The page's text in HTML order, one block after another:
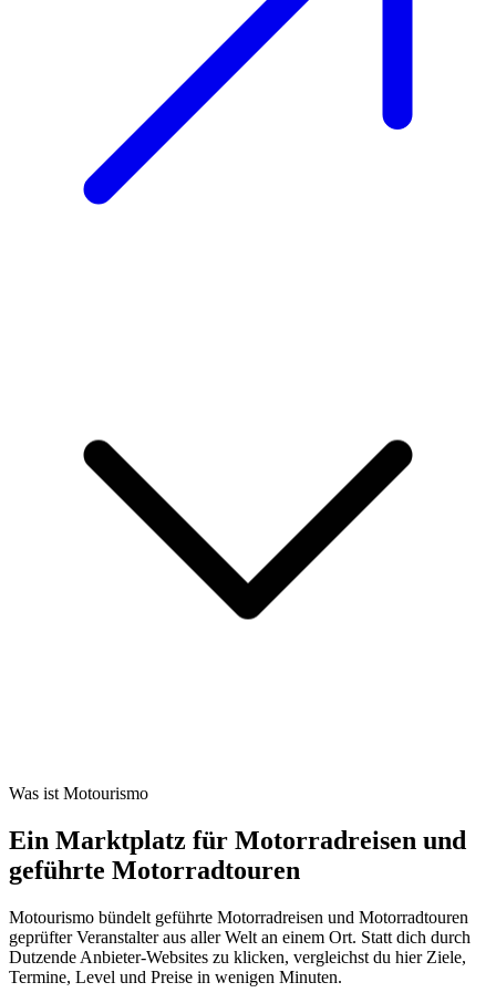
Was ist Motourismo
Ein Marktplatz für Motorradreisen und
geführte Motorradtouren
Motourismo bündelt geführte Motorradreisen und Motorradtouren
geprüfter Veranstalter aus aller Welt an einem Ort. Statt dich durch
Dutzende Anbieter-Websites zu klicken, vergleichst du hier Ziele,
Termine, Level und Preise in wenigen Minuten.